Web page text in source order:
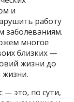
и
работу
заболеваниям.
многое
близких —
жизни до
жизни.
— это, по сути,